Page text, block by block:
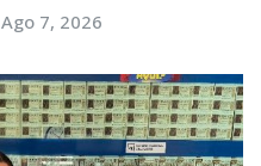
Ago 7, 2026